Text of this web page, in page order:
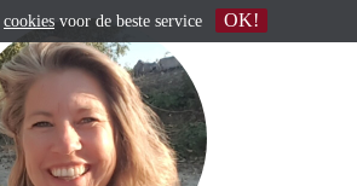
cookies voor de beste service OK!